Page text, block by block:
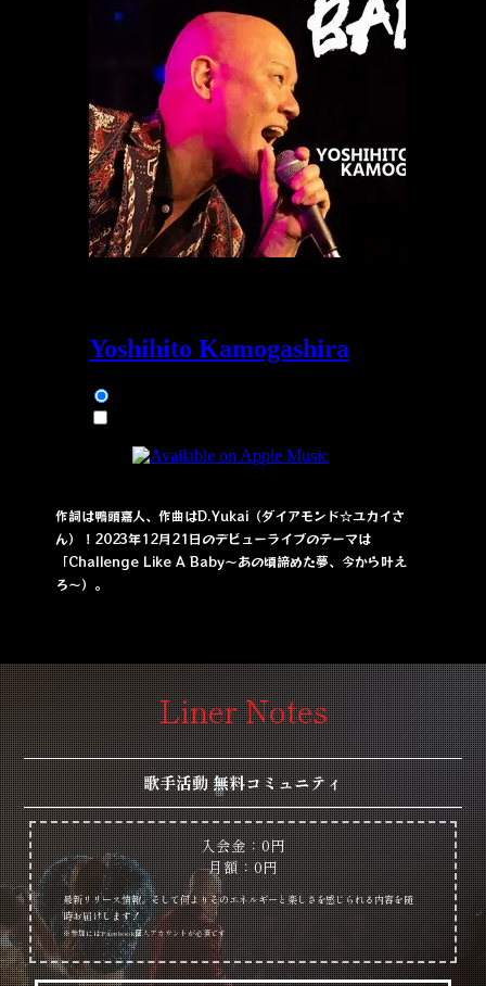
作詞は鴨頭嘉人、作曲はD.Yukai（ダイアモンド☆ユカイさ
ん）！2023年12月21日のデビューライブのテーマは
「Challenge Like A Baby〜あの頃諦めた夢、今から叶え
ろ〜）。
Liner Notes
歌手活動 無料コミュニティ
入会金：0円
月額：0円
最新リリース情報、そして何よりそのエネルギーと楽しさを感じられる内容を随
時お届けします！
※参加にはFacebook個人アカウントが必須です